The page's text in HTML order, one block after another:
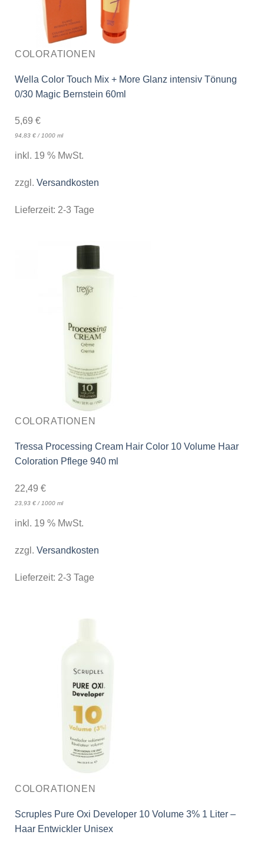
COLORATIONEN
Wella Color Touch Mix + More Glanz intensiv Tönung
0/30 Magic Bernstein 60ml
5,69 €
94,83 €/1000 ml
inkl. 19 % MwSt.
zzgl. Versandkosten
Lieferzeit: 2-3 Tage
COLORATIONEN
Tressa Processing Cream Hair Color 10 Volume Haar
Coloration Pflege 940 ml
22,49 €
23,93 €/ 1000 ml
inkl. 19 % MwSt.
zzgl. Versandkosten
Lieferzeit: 2-3 Tage
COLORATIONEN
Scruples Pure Oxi Developer 10 Volume 3% 1 Liter –
Haar Entwickler Unisex